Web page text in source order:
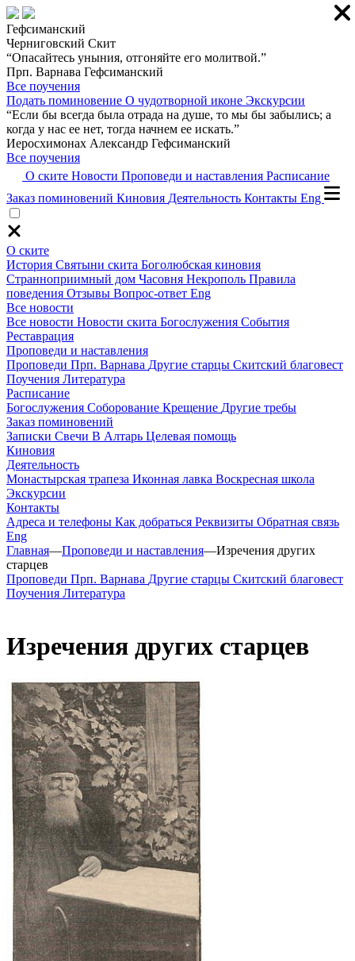
Гефсиманский
Черниговский Скит
“Опасайтесь уныния, отгоняйте его молитвой.”
Прп. Варнава Гефсиманский
Все поучения
Подать поминовение О чудотворной иконе Экскурсии
“Если бы всегда была отрада на душе, то мы бы забылись; а
когда у нас ее нет, тогда начнем ее искать.”
Иеросхимонах Александр Гефсиманский
Все поучения
О ските Новости Проповеди и наставления Расписание
Заказ поминовений Киновия Деятельность Контакты Eng
О ските
История Святыни скита Боголюбская киновия
Странноприимный дом Часовня Некрополь Правила
поведения Отзывы Вопрос-ответ Eng
Все новости
Все новости Новости скита Богослужения События
Реставрация
Проповеди и наставления
Проповеди Прп. Варнава Другие старцы Скитский благовест
Поучения Литература
Расписание
Богослужения Соборование Крещение Другие требы
Заказ поминовений
Записки Свечи В Алтарь Целевая помощь
Киновия
Деятельность
Монастырская трапеза Иконная лавка Воскресная школа
Экскурсии
Контакты
Адреса и телефоны Как добраться Реквизиты Обратная связь
Eng
Главная—Проповеди и наставления—Изречения других
старцев
Проповеди Прп. Варнава Другие старцы Скитский благовест
Поучения Литература
Изречения других старцев